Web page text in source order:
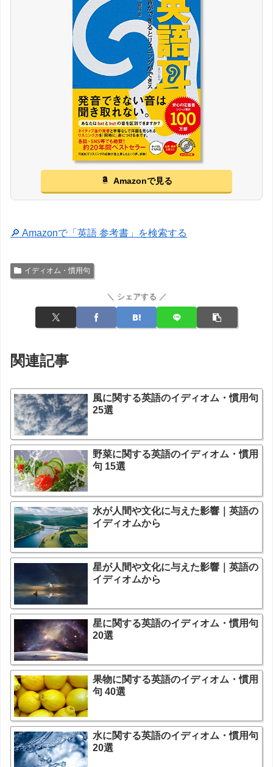
Amazonで見る
🔎 Amazonで「英語 参考書」を検索する
イディオム・慣用句
＼ シェアする ／
関連記事
風に関する英語のイディオム・慣用句
25選
野菜に関する英語のイディオム・慣用
句 15選
水が人間や文化に与えた影響｜英語の
イディオムから
星が人間や文化に与えた影響｜英語の
イディオムから
星に関する英語のイディオム・慣用句
20選
果物に関する英語のイディオム・慣用
句 40選
水に関する英語のイディオム・慣用句
20選